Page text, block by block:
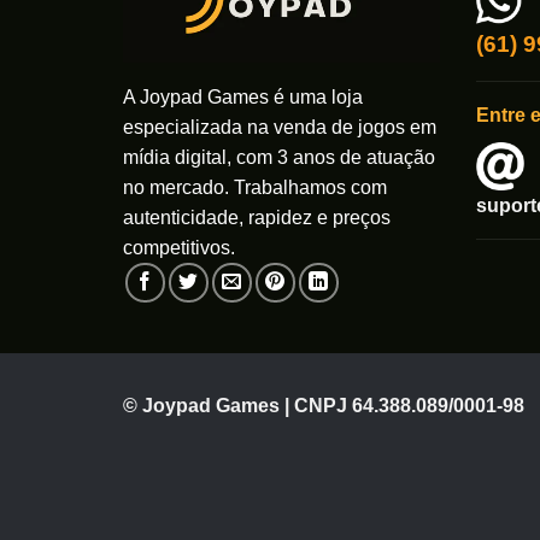
A Joypad Games é uma loja
especializada na venda de jogos em
mídia digital, com 3 anos de atuação
no mercado. Trabalhamos com
autenticidade, rapidez e preços
competitivos.
(61)
Entre
© Joypad Games | CNPJ 64.388.089/0001-98